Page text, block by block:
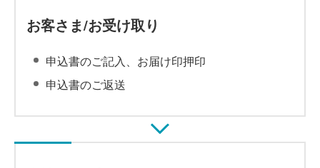
お客さま/お受け取り
申込書のご記入、お届け印押印
申込書のご返送